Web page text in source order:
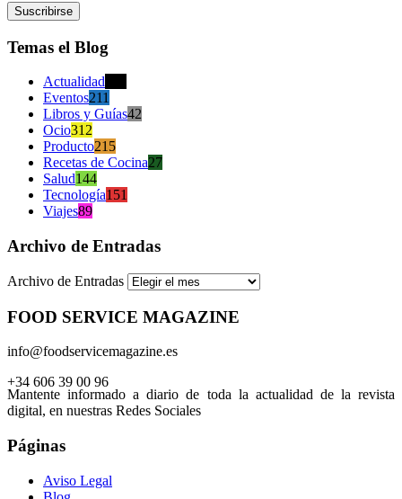
Temas el Blog
Actualidad
Eventos211
Libros y Guías42
Ocio312
Producto215
Recetas de Cocina27
Salud144
Tecnología151
Viajes89
Archivo de Entradas
Archivo de Entradas
FOOD SERVICE MAGAZINE
info@foodservicemagazine.es
+34 606 39 00 96
Mantente informado a diario de toda la actualidad de la revista
digital, en nuestras Redes Sociales
Páginas
Aviso Legal